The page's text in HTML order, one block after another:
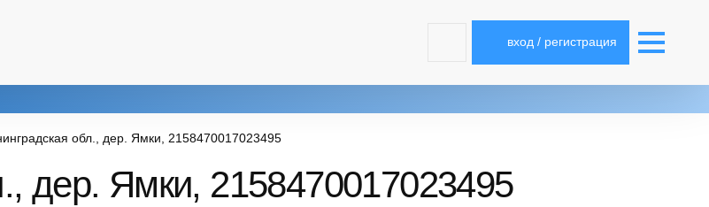
вход / регистрация
обл., дер. Ямки, 2158470017023495
дер. Ямки, 2158470017023495